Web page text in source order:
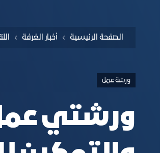
الصفحة الرئيسية أخبار الغرفة
ورشة عمل
ورشتي عمل